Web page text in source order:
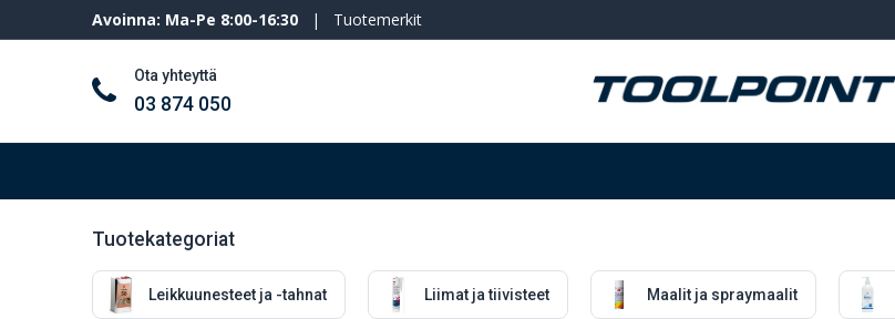
Avoinna: Ma-Pe 8:00-16:30 | Tuotemerkit
Ota yhteyttä
03 874 050
Tuotekategoriat
Leikkuunesteet ja -tahnat Liimat ja tiivisteet Maalit ja spraymaalit